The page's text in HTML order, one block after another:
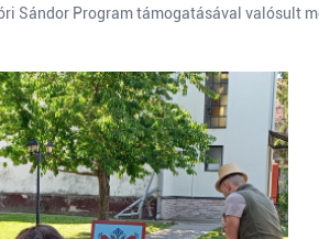
Sándor Program támogatásával valósult